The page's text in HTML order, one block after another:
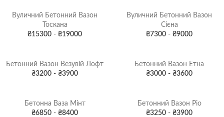
Вуличний Бетонний Вазон
Тоскана
₴15300 - ₴19000
Вуличний Бетонний Вазон
Сієна
₴7300 - ₴9000
Бетонний Вазон Везувій Лофт
₴3200 - ₴3900
Бетонний Вазон Етна
₴3000 - ₴3600
Бетонна Ваза Мінт
₴6850 - ₴8400
Бетонний Вазон Ріо
₴3250 - ₴3900